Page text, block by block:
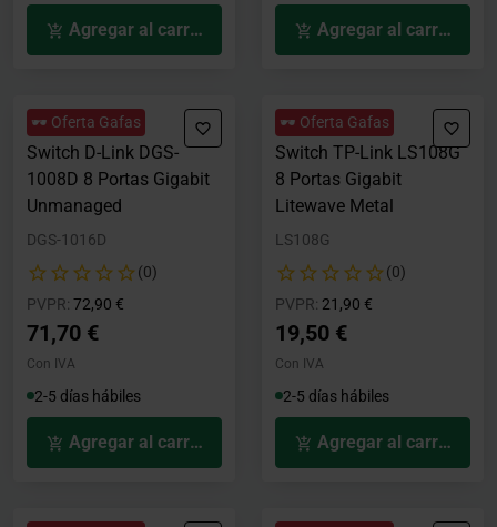
Agregar al carrito Agregar al carrito
🕶️ Oferta Gafas
Switch D-Link DGS-
1008D 8 Portas Gigabit
Unmanaged
DGS-1016D
(0)
PVPR: Precio rebajado desde
72,90 €
71,70 €
Con IVA
2-5 días hábiles
Agregar al carrito
🕶️ Oferta Gafas
Switch TP-Link LS108G
8 Portas Gigabit
Litewave Metal
LS108G
(0)
PVPR: Precio rebajado desde
21,90 €
19,50 €
Con IVA
2-5 días hábiles
Agregar al carrito